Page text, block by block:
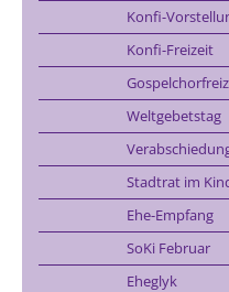
Konfi-
Konfi-Freizeit
Weltgebetstag
Stadtrat im
Ehe-Empfang
SoKi Februar
Eheglyk